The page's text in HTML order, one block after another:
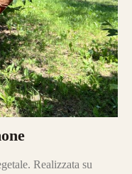
Realizzata su